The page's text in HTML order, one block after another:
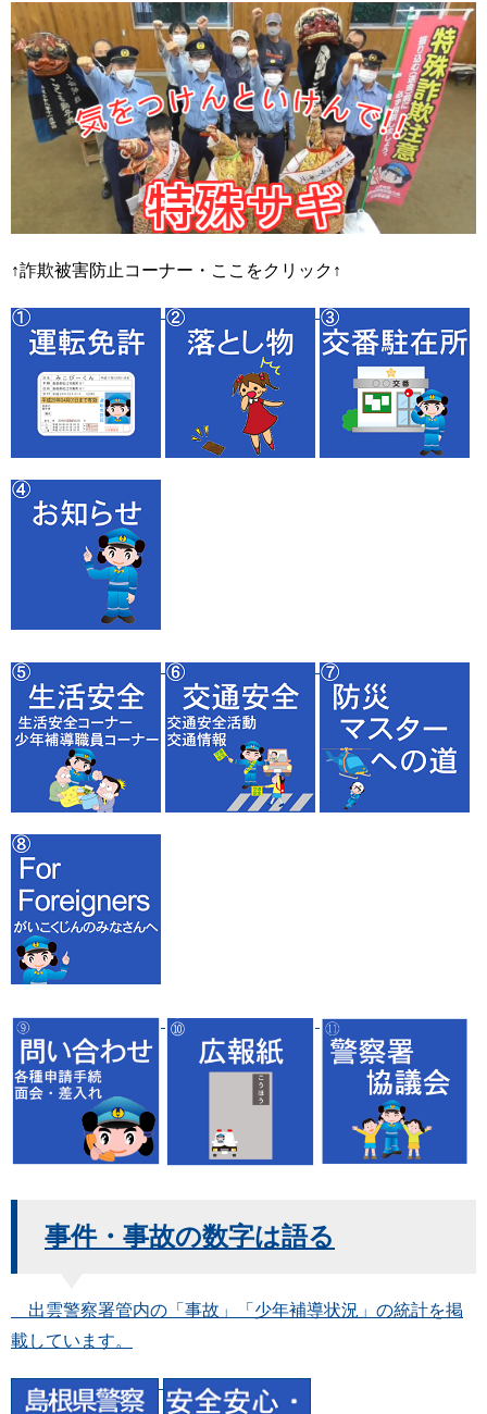
↑詐欺被害防止コーナー・ここをクリック↑
事件・事故の数字は語る
出雲警察署管内の「事故」「少年補導状況」の統計を掲
載しています。